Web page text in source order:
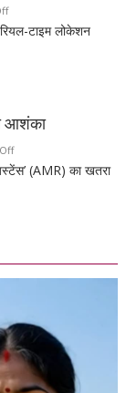
on
MSR
सुरक्षा
का
स्मार्ट
में
टाइम लोकेशन
आशंका
on
सुपरबग
मौतों
की
आशंका
(AMR) का खतरा